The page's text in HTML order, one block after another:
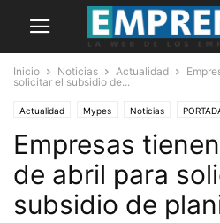
Inicio Noticias Actualidad
solicitar el subsidio de...
Actualidad Mypes Noticias
Empresas
de abril para
subsidio de